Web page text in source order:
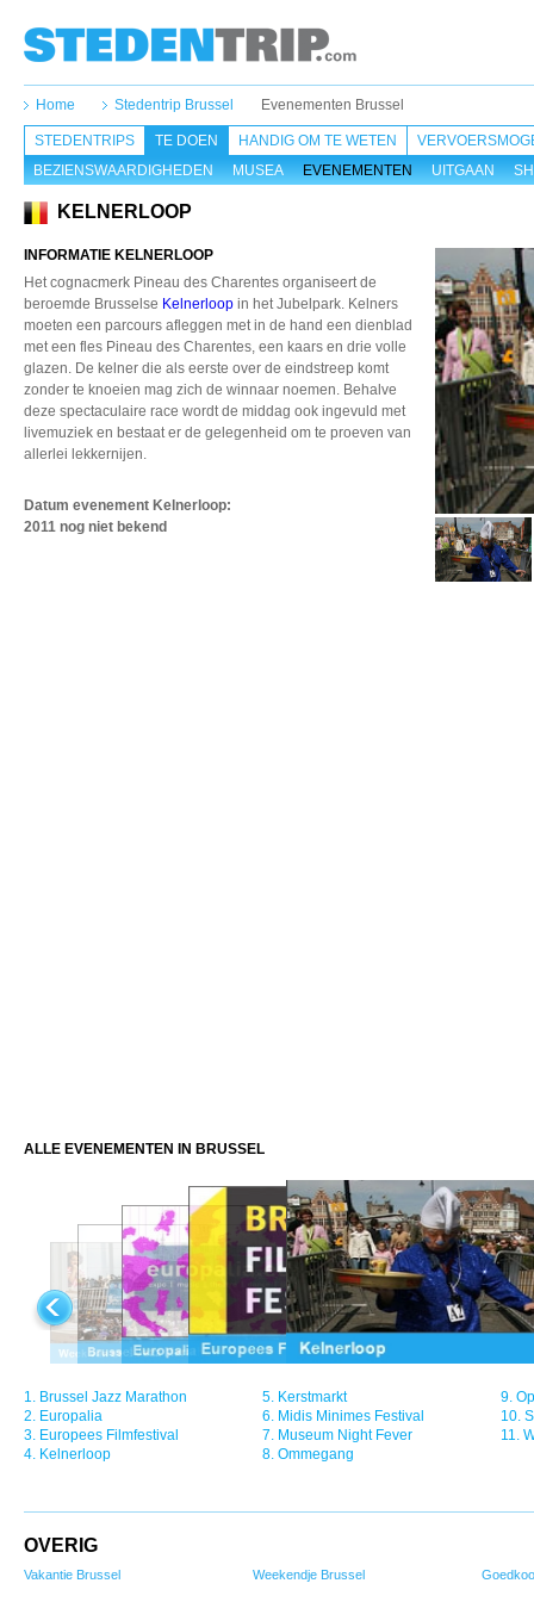
Home Stedentrip Brussel Evenementen Brussel
STEDENTRIPS
TE DOEN
BEZIENSWAARDIGHEDEN
MUSEA EVENEMENTEN UITGAAN
HANDIG OM TE WETEN
KELNERLOOP
INFORMATIE KELNERLOOP
Het cognacmerk Pineau des Charentes organiseert de
beroemde Brusselse Kelnerloop in het Jubelpark. Kelners
moeten een parcours afleggen met in de hand een dienblad
met een fles Pineau des Charentes, een kaars en drie volle
glazen. De kelner die als eerste over de eindstreep komt
zonder te knoeien mag zich de winnaar noemen. Behalve
deze spectaculaire race wordt de middag ook ingevuld met
livemuziek en bestaat er de gelegenheid om te proeven van
allerlei lekkernijen.
Datum evenement Kelnerloop:
2011 nog niet bekend
ALLE EVENEMENTEN IN BRUSSEL
1. Brussel Jazz Marathon
2. Europalia
3. Europees Filmfestival
4. Kelnerloop
5. Kerstmarkt
6. Midis Minimes Festival
7. Museum Night Fever
8. Ommegang
9.
10.
11.
OVERIG
Vakantie Brussel Weekendje Brussel